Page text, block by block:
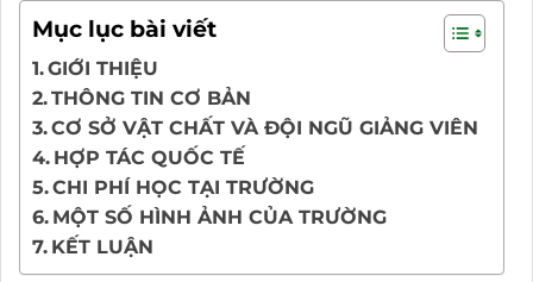
Mục lục bài viết
GIỚI THIỆU
THÔNG TIN CƠ BẢN
CƠ SỞ VẬT CHẤT VÀ ĐỘI NGŨ GIẢNG VIÊN
HỢP TÁC QUỐC TẾ
CHI PHÍ HỌC TẠI TRƯỜNG
MỘT SỐ HÌNH ẢNH CỦA TRƯỜNG
KẾT LUẬN